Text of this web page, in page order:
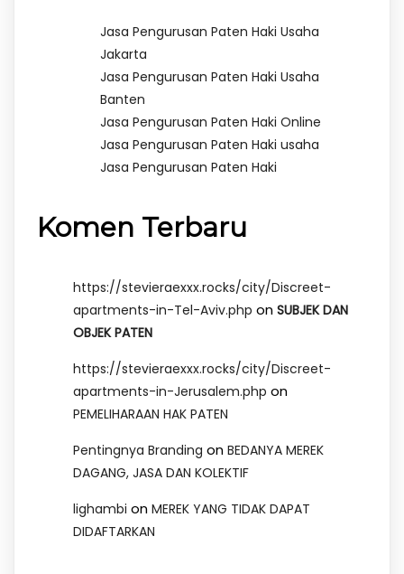
Jasa Pengurusan Paten Haki Usaha
Jakarta
Jasa Pengurusan Paten Haki Usaha
Banten
Jasa Pengurusan Paten Haki Online
Jasa Pengurusan Paten Haki usaha
Jasa Pengurusan Paten Haki
Komen Terbaru
https://stevieraexxx.rocks/city/Discreet-
apartments-in-Tel-Aviv.php on SUBJEK DAN
OBJEK PATEN
https://stevieraexxx.rocks/city/Discreet-
apartments-in-Jerusalem.php on
PEMELIHARAAN HAK PATEN
Pentingnya Branding on BEDANYA MEREK
DAGANG, JASA DAN KOLEKTIF
lighambi on MEREK YANG TIDAK DAPAT
DIDAFTARKAN